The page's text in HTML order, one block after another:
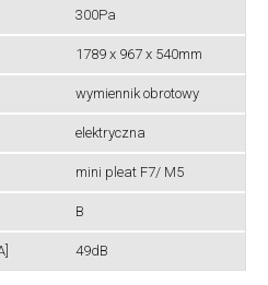
300Pa
1789 x 967 x 540mm
wymiennik obrotowy
elektryczna
mini pleat F7/ M5
B
49dB